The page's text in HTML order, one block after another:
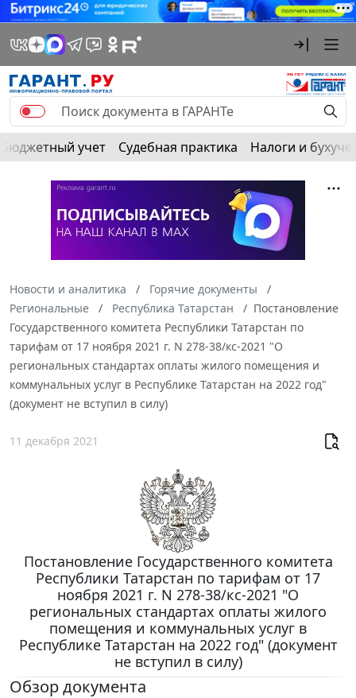
Бюджетный учет Судебная практика Налоги и
Новости и аналитика
Горячие документы
Региональные
Республика Татарстан
Постановление
Государственного комитета Республики Татарстан по
тарифам от 17 ноября 2021 г. N 278-38/кс-2021 "О
региональных стандартах оплаты жилого помещения и
коммунальных услуг в Республике Татарстан на 2022 год"
(документ не вступил в силу)
11 декабря 2021
Постановление Государственного комитета
Республики Татарстан по тарифам от 17
ноября 2021 г. N 278-38/кс-2021 "О
региональных стандартах оплаты жилого
помещения и коммунальных услуг в
Республике Татарстан на 2022 год" (документ
не вступил в силу)
Обзор документа